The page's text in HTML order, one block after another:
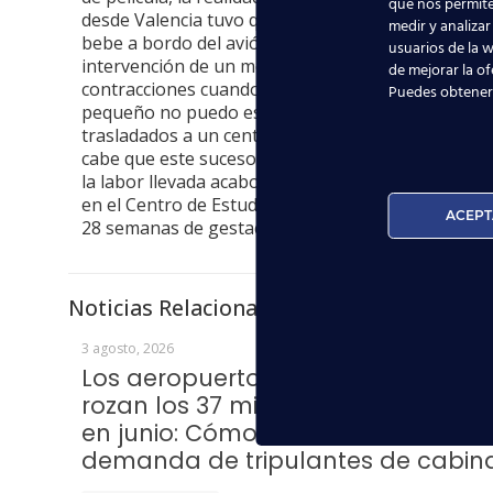
desde Valencia tuvo que atender un imprevisto,
bebe a bordo del avión de la aerolínea con la
intervención de un médico que casualmente
contracciones cuando faltaban algo más de 30
pequeño no puedo esperar a pisar tierra y
trasladados a un centro hospitalario donde
cabe que este suceso es un motivo de
la labor llevada acabo ante esta situación
en el Centro de Estudios Aeronáuticos os
28 semanas de gestación y que no esta
Noticias Relacionadas
3 agosto, 2026
Los aeropuertos del Grupo Aena
rozan los 37 millones de pasajeros
en junio: Cómo afecta a la
demanda de tripulantes de
medir y
usuarios de la
de mejorar la
Puedes